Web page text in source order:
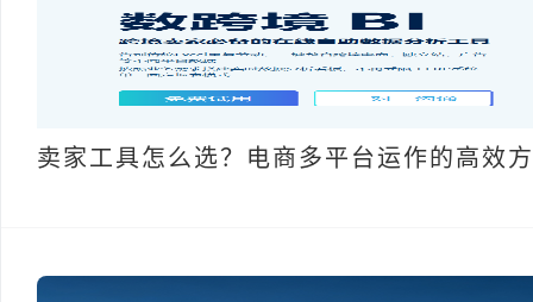
卖家工具怎么选？电商多平台运作的高效